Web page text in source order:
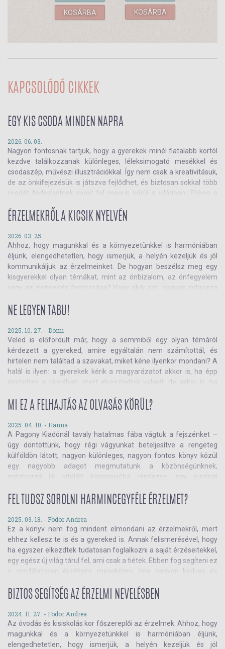
KOSÁRBA KOSÁRBA
KAPCSOLÓDÓ CIKKEK
EGY KIS CSODA MINDEN NAPRA
2026. 06. 03.
Nagyon fontosnak tartjuk, hogy a gyerekek minél fiatalabb kortól
kezdve találkozzanak különleges, léleksimogató mesékkel és
csodaszép, művészi illusztrációkkal. Így nem csak a kreativitásuk,
de az önkifejezésük is játszva fejlődhet, és biztosan sokkal több
csodát fedezhetnek majd fel maguk körül a világban. Ebben a
össze. Olvass tovább!
ÉRZELMEKRŐL A KICSIK NYELVÉN
2026. 03. 25.
Ahhoz, hogy magunkkal és a környezetünkkel is harmóniában
éljünk, elengedhetetlen, hogy ismerjük, a helyén kezeljük és jól
kommunikáljuk az érzelmeinket. De hogyan beszélsz meg egy
kisgyerekkel olyan témákat, mint az önbizalom, az önfegyelem
vagy az elengedés fontossága? Vagy akár azt, hogyan dolgozza
olyan könyveket válogattunk össze, amik éppen ebben segítenek!
Bármilyen érzelmi nehézség leküzdéséhez keresel segítséget, itt
megtalálod!
NE LEGYEN TABU!
2025. 10. 27. - Domi
Veled is előfordult már, hogy a semmiből egy olyan témáról
kérdezett a gyereked, amire egyáltalán nem számítottál, és
hirtelen nem találtad a szavakat, miket kéne ilyenkor mondani? A
halál is ilyen: a gyerekek kérik a magyarázatot akkor is, ha épp
érintettek a témában, mert elvesztettek valakit, de akkor is, ha
a nagy kérdésekre kell válaszolnunk, és a legjobb, ha erre előre fel
MI EZ A FELHAJTÁS AZ OLVASÁS KÖRÜL?
2025. 04. 10. - Hanna
A Pagony Kiadónál tavaly hatalmas fába vágtuk a fejszénket –
úgy döntöttünk, hogy régi vágyunkat beteljesítve a rengeteg
külföldön látott, nagyon különleges, nagyon fontos könyv közül
egy nagyobb adagot megmutatunk a közönségünknek,
méghozzá jól kitalált koncepcióba rendezve, egy európai
Könyvek – cseppet sem lógnak ki a Pagony kínálatából, hiszen a
kísérletező könyvek, csak éppen a támogatásnak köszönhetően
most kisebb kockázattal próbálhatunk ki pár rég vágyott külföldi
címet is.
FEL TUDSZ SOROLNI HARMINCEGYFÉLE ÉRZELMET?
2025. 03. 18. - Fodor Andrea
Ez a könyv nem fog mindent elmondani az érzelmekről, mert
ehhez kellesz te is és a gyereked is. Annak felismerésével, hogy
ha egyszer elkezdtek tudatosan foglalkozni a saját érzéseitekkel,
egy egész új világ tárul fel, ami csak a tiétek. Ebben fog segíteni ez
a csodálatosan érzékeny mesekönyv, tele nagyon kedves és
kötetet!
BIZTOS SEGÍTSÉG AZ ÉRZELMI NEVELÉSBEN
2024. 11. 27. - Fodor Andrea
Az óvodás és kisiskolás kor főszereplői az érzelmek. Ahhoz, hogy
magunkkal és a környezetünkkel is harmóniában éljünk,
elengedhetetlen, hogy ismerjük, a helyén kezeljük és jól